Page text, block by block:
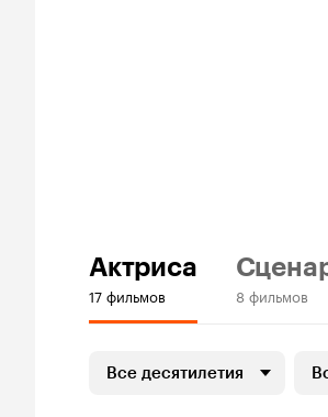
Актриса
17 фильмов 8 фильмов
Все десятилетия